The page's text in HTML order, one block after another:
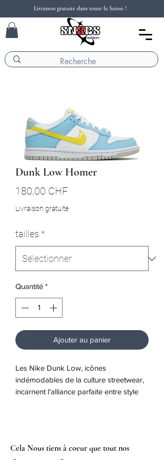
Livraison gratuite dans toute la Suisse !
Dunk Low Homer
180,00 CHFPrix
Livraison gratuite
tailles *
Quantité *
Ajouter au panier
Les Nike Dunk Low, icônes
indémodables de la culture streetwear,
incarnent l'alliance parfaite entre style
optimal pour une utilisation quotidienne.
Cela Nous tiens à coeur que tout nos